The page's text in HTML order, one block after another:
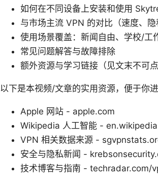
如何在不同设备上安装和使用
与市场主流 VPN 的对比（速度、隐
使用场景覆盖：新闻自由、学校/工
常见问题解答与故障排除
额外资源与学习链接（见文末不可点
以下是本视频/文章的实用资源，便于你
Apple 网站 - apple.com
Wikipedia 人工智能 -
VPN 相关数据来源 -
安全与隐私新闻 -
技术博客与指南 - techradar.com/